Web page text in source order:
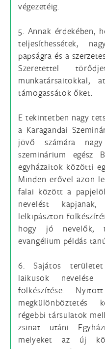
végezetéig.
5. Annak érdekében,
teljesíthessétek,
papságra és a
Szeretettel
munkatársaitokkal,
támogassátok őket.
E tekintetben nagy
a Karagandai
jövő számára
szeminárium egész
egyházaitok közötti
Minden erővel azon
falai között a
nevelést
lelkipásztori
hogy jó nevelők,
evangélium példás
6. Sajátos
laikusok
fölkészítése.
megkülönböztetés
régebbi társulatok
zsinat utáni
melyeket az új